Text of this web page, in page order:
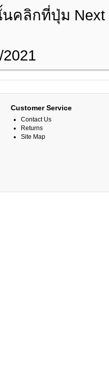
นคลิกที่ปุ่ม
Customer Service
Contact Us
Returns
Site Map